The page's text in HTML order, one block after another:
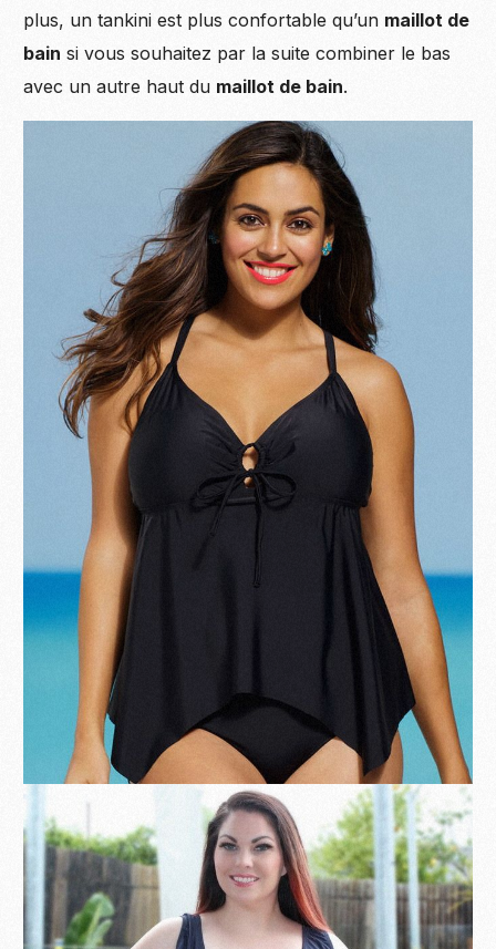
plus, un tankini est plus confortable qu’un maillot de
bain si vous souhaitez par la suite combiner le bas
avec un autre haut du maillot de bain.